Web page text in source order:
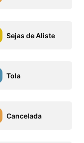
Sejas de Aliste
Tola
Cancelada